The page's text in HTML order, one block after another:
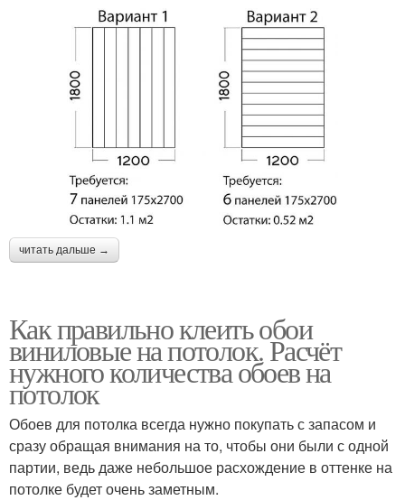
читать дальше →
Как правильно клеить обои
виниловые на потолок. Расчёт
нужного количества обоев на
потолок
Обоев для потолка всегда нужно покупать с запасом и
сразу обращая внимания на то, чтобы они были с одной
партии, ведь даже небольшое расхождение в оттенке на
потолке будет очень заметным.